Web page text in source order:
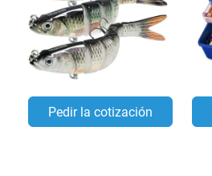
Pedir la cotización